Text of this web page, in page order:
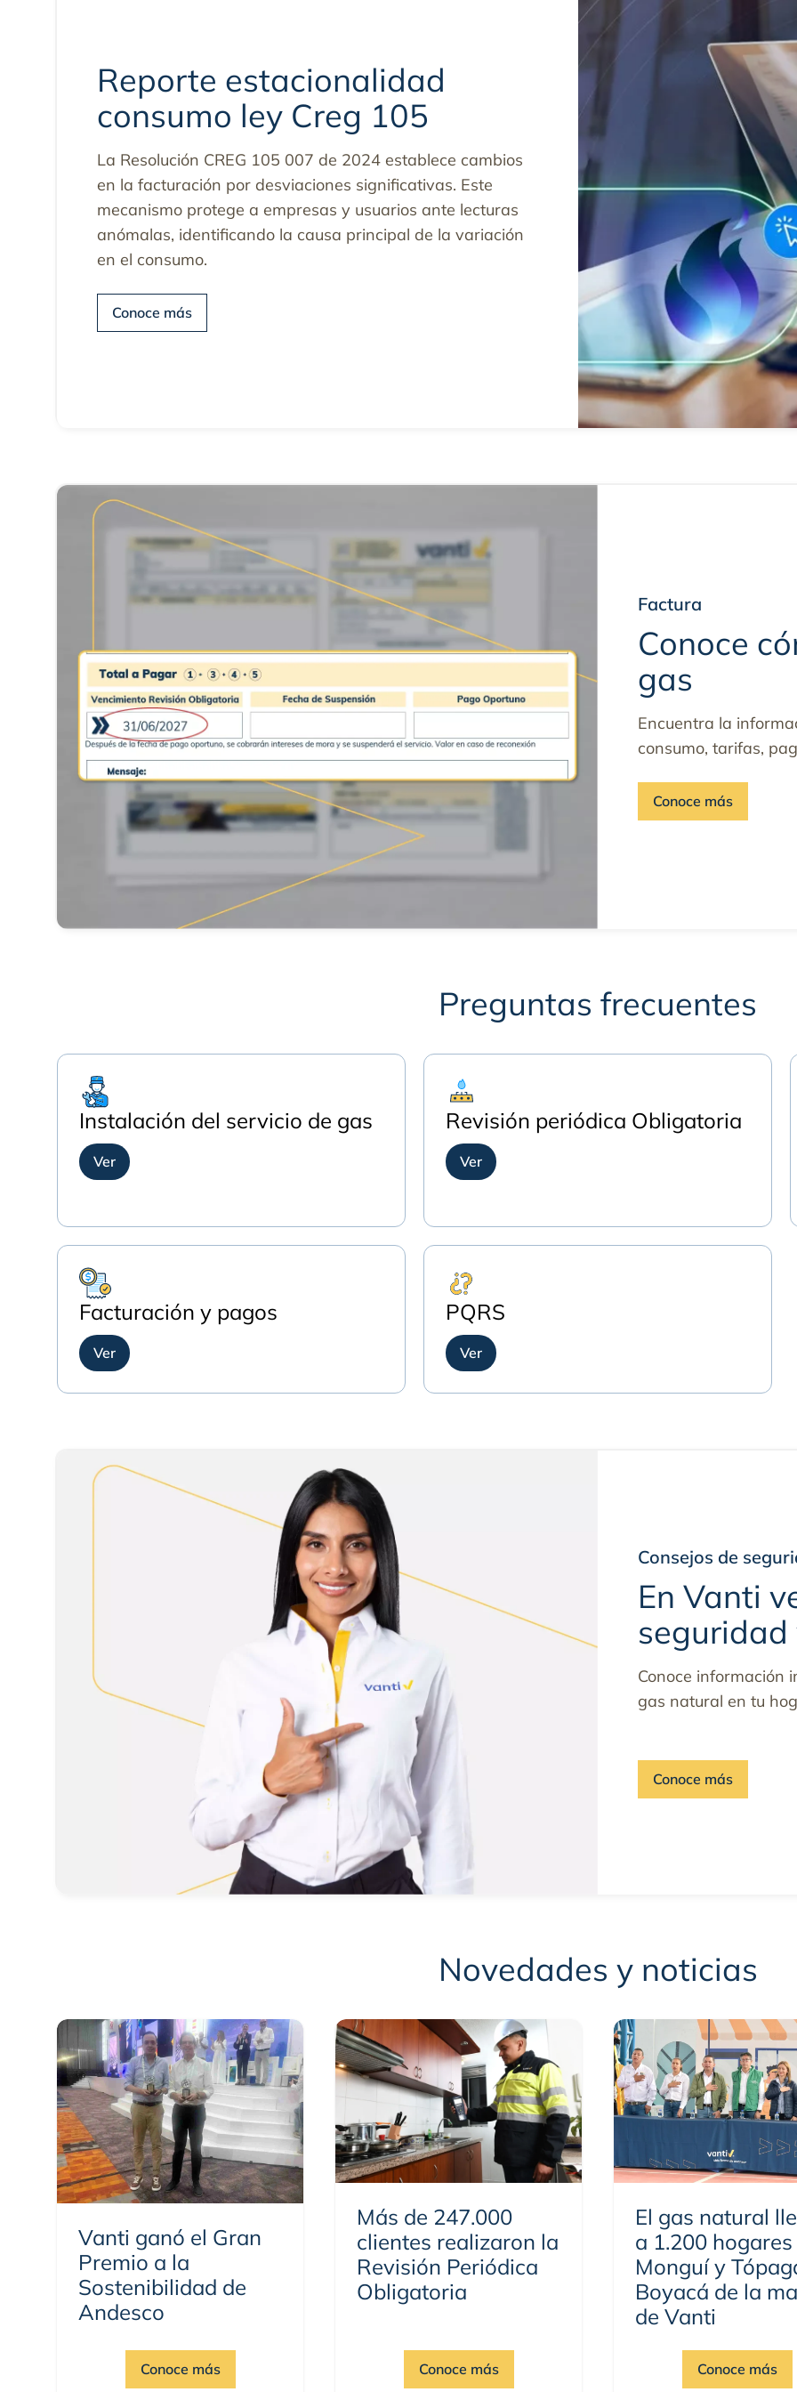
Reporte estacionalidad
consumo ley Creg 105
La Resolución CREG 105 007 de 2024 establece cambios
en la facturación por desviaciones significativas. Este
mecanismo protege a empresas y usuarios ante lecturas
anómalas, identificando la causa principal de la variación
en el consumo.
Conoce más
Factura
Conoce
gas
Encuentra la
consumo, tarifas,
Conoce más
Preguntas frecuentes
Instalación del servicio de gas
Ver
Revisión periódica Obligatoria
Ver
Facturación y pagos
Ver
PQRS
Ver
Consejos de
En Vanti
Conoce información
gas natural en tu
Conoce más
Novedades y noticias
Vanti ganó el Gran
Premio a la
Sostenibilidad de
Andesco
Conoce más
Más de 247.000
clientes realizaron la
Revisión Periódica
Obligatoria
Conoce más
El gas natural
a 1.200
Monguí y
Boyacá de la
de Vanti
Conoce más